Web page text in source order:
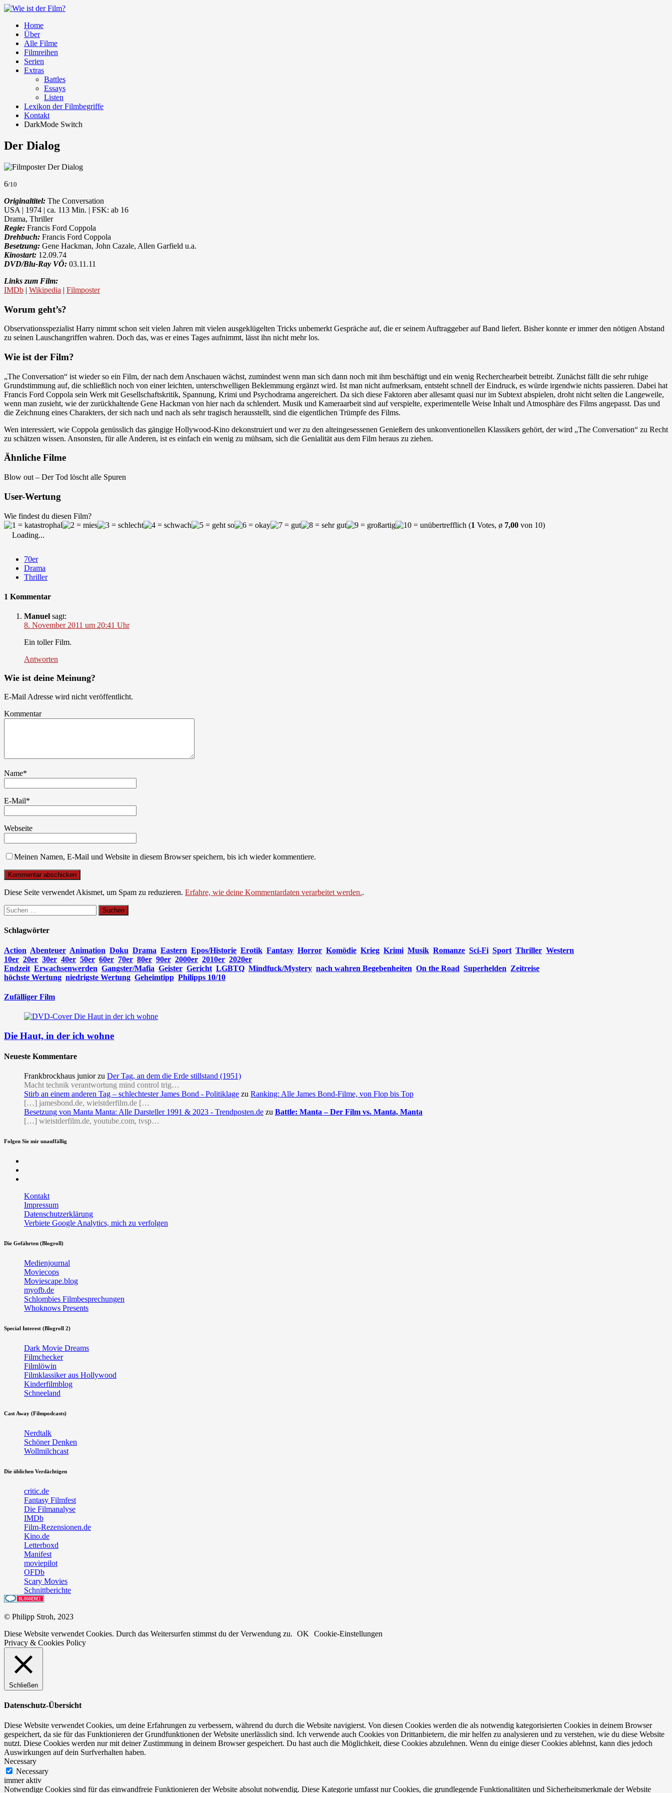
Home
Über
Alle Filme
Filmreihen
Serien
Extras
Battles
Essays
Listen
Lexikon der Filmbegriffe
Kontakt
DarkMode Switch
Der Dialog
6/10
Originaltitel: The Conversation
USA | 1974 | ca. 113 Min. | FSK: ab 16
Drama, Thriller
Regie: Francis Ford Coppola
Drehbuch: Francis Ford Coppola
Besetzung: Gene Hackman, John Cazale, Allen Garfield u.a.
Kinostart: 12.09.74
DVD/Blu-Ray VÖ: 03.11.11
Links zum Film:
IMDb | Wikipedia | Filmposter
Worum geht’s?
Observationsspezialist Harry nimmt schon seit vielen Jahren mit vielen ausgeklügelten Tricks unbemerkt Gespräche auf, die er seinem Auftraggeber auf Band liefert. Bisher konnte er immer den nötigen Abstand
zu seinen Lauschangriffen wahren. Doch das, was er eines Tages aufnimmt, lässt ihn nicht mehr los.
Wie ist der Film?
„The Conversation“ ist wieder so ein Film, der nach dem Anschauen wächst, zumindest wenn man sich dann noch mit ihm beschäftigt und ein wenig Recherchearbeit betreibt. Zunächst fällt die sehr ruhige
Grundstimmung auf, die schließlich noch von einer leichten, unterschwelligen Beklemmung ergänzt wird. Ist man nicht aufmerksam, entsteht schnell der Eindruck, es würde irgendwie nichts passieren. Dabei hat
Francis Ford Coppola sein Werk mit Gesellschaftskritik, Spannung, Krimi und Psychodrama angereichert. Da sich diese Faktoren aber allesamt quasi nur im Subtext abspielen, droht nicht selten die Langeweile,
wenn man zusieht, wie der zurückhaltende Gene Hackman von hier nach da schlendert. Musik und Kameraarbeit sind auf verspielte, experimentelle Weise Inhalt und Atmosphäre des Films angepasst. Das und
die Zeichnung eines Charakters, der sich nach und nach als sehr tragisch herausstellt, sind die eigentlichen Trümpfe des Films.
Wen interessiert, wie Coppola genüsslich das gängige Hollywood-Kino dekonstruiert und wer zu den alteingesessenen Genießern des unkonventionellen Klassikers gehört, der wird „The Conversation“ zu Recht
zu schätzen wissen. Ansonsten, für alle Anderen, ist es einfach ein wenig zu mühsam, sich die Genialität aus dem Film heraus zu ziehen.
Ähnliche Filme
Blow out – Der Tod löscht alle Spuren
User-Wertung
Wie findest du diesen Film?
(1 Votes, ø 7,00 von 10)
Loading...
70er
Drama
Thriller
1 Kommentar
Manuel sagt:
8. November 2011 um 20:41 Uhr
Ein toller Film.
Antworten
Wie ist deine Meinung?
E-Mail Adresse wird nicht veröffentlicht.
Kommentar
Name*
E-Mail*
Webseite
Meinen Namen, E-Mail und Website in diesem Browser speichern, bis ich wieder kommentiere.
Diese Seite verwendet Akismet, um Spam zu reduzieren. Erfahre, wie deine Kommentardaten verarbeitet werden..
Suchen
nach:
Schlagwörter
Action Abenteuer Animation Doku Drama Eastern Epos/Historie Erotik Fantasy Horror Komödie Krieg Krimi Musik Romanze Sci-Fi Sport Thriller Western
10er 20er 30er 40er 50er 60er 70er 80er 90er 2000er 2010er 2020er
Endzeit Erwachsenwerden Gangster/Mafia Geister Gericht LGBTQ Mindfuck/Mystery nach wahren Begebenheiten On the Road Superhelden Zeitreise
höchste Wertung niedrigste Wertung Geheimtipp Philipps 10/10
Zufälliger Film
Die Haut, in der ich wohne
Neueste Kommentare
Frankbrockhaus junior zu Der Tag, an dem die Erde stillstand (1951)
Macht technik verantwortung mind control trig…
Stirb an einem anderen Tag – schlechtester James Bond - Politiklage zu Ranking: Alle James Bond-Filme, von Flop bis Top
[…] jamesbond.de, wieistderfilm.de […
Besetzung von Manta Manta: Alle Darsteller 1991 & 2023 - Trendposten.de zu Battle: Manta – Der Film vs. Manta, Manta
[…] wieistderfilm.de, youtube.com, tvsp…
Folgen Sie mir unauffällig
Kontakt
Impressum
Datenschutzerklärung
Verbiete Google Analytics, mich zu verfolgen
Die Gefährten (Blogroll)
Medienjournal
Moviecops
Moviescape.blog
myofb.de
Schlombies Filmbesprechungen
Whoknows Presents
Special Interest (Blogroll 2)
Dark Movie Dreams
Filmchecker
Filmlöwin
Filmklassiker aus Hollywood
Kinderfilmblog
Schneeland
Cast Away (Filmpodcasts)
Nerdtalk
Schöner Denken
Wollmilchcast
Die üblichen Verdächtigen
critic.de
Fantasy Filmfest
Die Filmanalyse
IMDb
Film-Rezensionen.de
Kino.de
Letterboxd
Manifest
moviepilot
OFDb
Scary Movies
Schnittberichte
© Philipp Stroh, 2023
Diese Website verwendet Cookies. Durch das Weitersurfen stimmst du der Verwendung zu. OK
Cookie-Einstellungen
Privacy & Cookies Policy
Schließen
Datenschutz-Übersicht
Diese Website verwendet Cookies, um deine Erfahrungen zu verbessern, während du durch die Website navigierst. Von diesen Cookies werden die als notwendig kategorisierten Cookies in deinem Browser
gespeichert, da sie für das Funktionieren der Grundfunktionen der Website unerlässlich sind. Ich verwende auch Cookies von Drittanbietern, die mir helfen zu analysieren und zu verstehen, wie du diese Website
nutzt. Diese Cookies werden nur mit deiner Zustimmung in deinem Browser gespeichert. Du hast auch die Möglichkeit, diese Cookies abzulehnen. Wenn du einige dieser Cookies ablehnst, kann dies jedoch
Auswirkungen auf dein Surfverhalten haben.
Necessary
Necessary
immer aktiv
Notwendige Cookies sind für das einwandfreie Funktionieren der Website absolut notwendig. Diese Kategorie umfasst nur Cookies, die grundlegende Funktionalitäten und Sicherheitsmerkmale der Website